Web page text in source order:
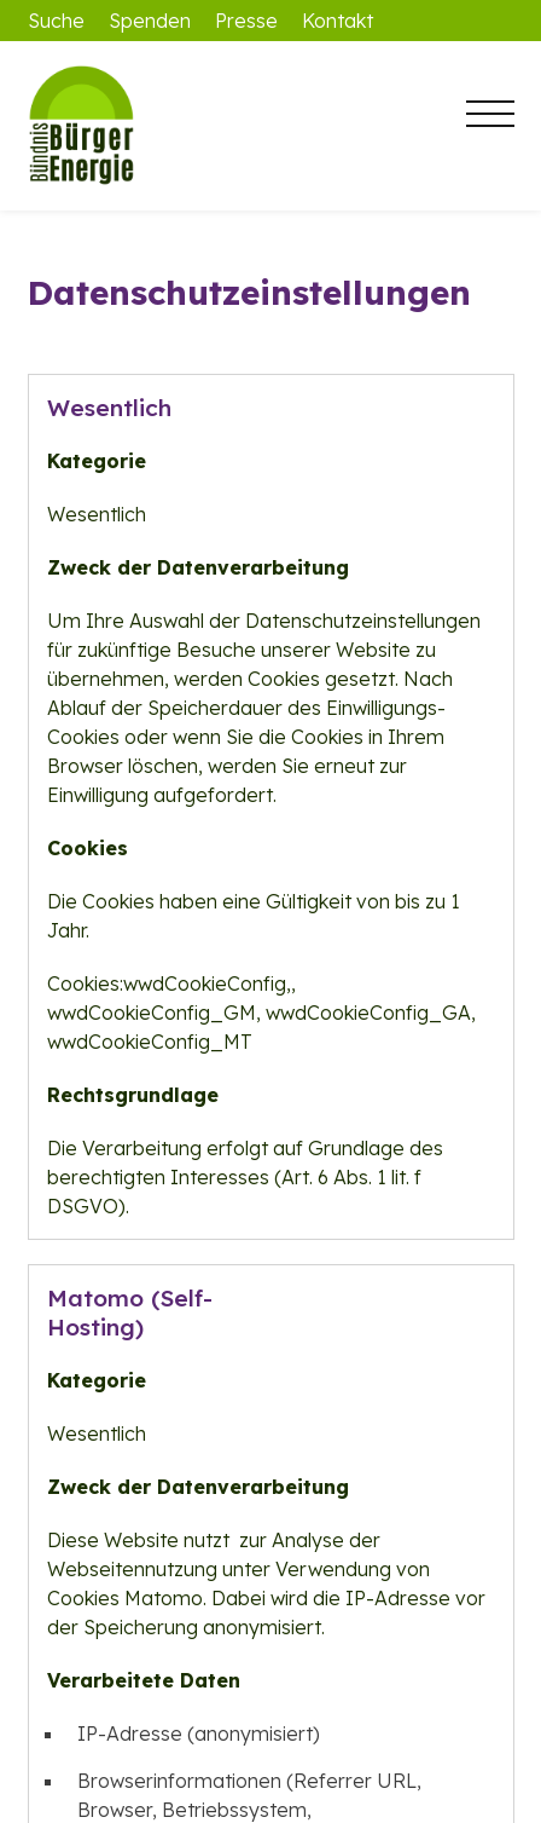
Suche Spenden Presse Kontakt
Datenschutzeinstellungen
Wesentlich
Kategorie
Wesentlich
Zweck der Datenverarbeitung
Um Ihre Auswahl der Datenschutzeinstellungen
für zukünftige Besuche unserer Website zu
übernehmen, werden Cookies gesetzt. Nach
Ablauf der Speicherdauer des Einwilligungs-
Cookies oder wenn Sie die Cookies in Ihrem
Browser löschen, werden Sie erneut zur
Einwilligung aufgefordert.
Cookies
Die Cookies haben eine Gültigkeit von bis zu 1
Jahr.
Cookies:wwdCookieConfig,,
wwdCookieConfig_GM, wwdCookieConfig_GA,
wwdCookieConfig_MT
Rechtsgrundlage
Die Verarbeitung erfolgt auf Grundlage des
berechtigten Interesses (Art. 6 Abs. 1 lit. f
DSGVO).
Matomo (Self-
Hosting)
Kategorie
Wesentlich
Zweck der Datenverarbeitung
Diese Website nutzt zur Analyse der
Webseitennutzung unter Verwendung von
Cookies Matomo. Dabei wird die IP-Adresse vor
der Speicherung anonymisiert.
Verarbeitete Daten
IP-Adresse (anonymisiert)
Browserinformationen (Referrer URL,
Browser, Betriebssystem,